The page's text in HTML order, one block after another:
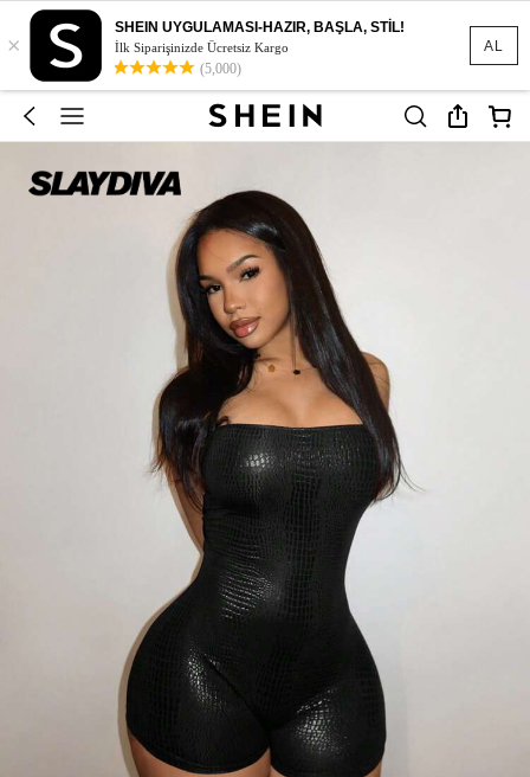
AL
×
SHEIN UYGULAMASI-HAZIR, BAŞLA, STİL!
İlk Siparişinizde Ücretsiz Kargo
(5,000)